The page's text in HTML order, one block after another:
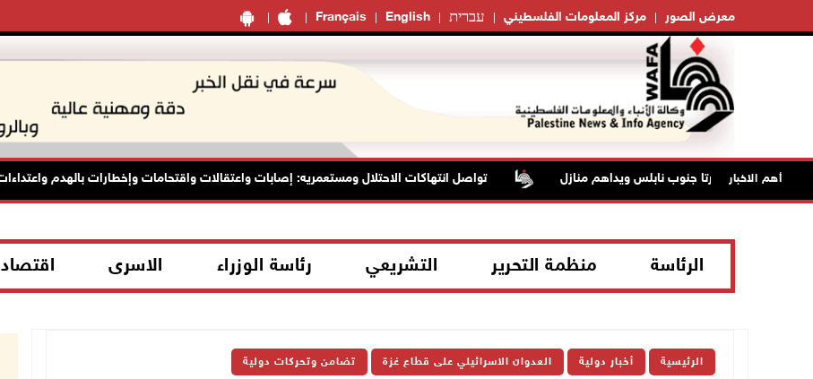
Français English עברית مركز المعلومات الفلسطيني معرض الصور
أهم الاخبار
يقتحم عورتا جنوب نابلس ويداهم منازل تواصل انتهاكات الاحتلال ومستعمريه: إصابات واعتقالات واقتحامات وإخطارات بالهدم واعتداءات
الرئاسة منظمة التحرير التشريعي رئاسة الوزراء الاسرى اقتصاد
الرئيسية أخبار دولية العدوان الاسرائيلي على قطاع غزة تضامن وتحركات دولية